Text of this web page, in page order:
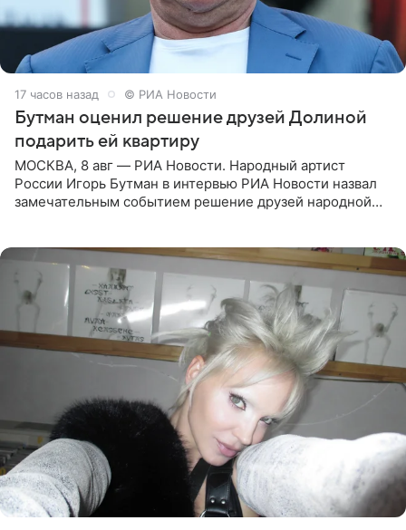
17 часов назад © РИА Новости
Бутман оценил решение друзей Долиной
подарить ей квартиру
МОСКВА, 8 авг — РИА Новости. Народный артист
России Игорь Бутман в интервью РИА Новости назвал
замечательным событием решение друзей народной